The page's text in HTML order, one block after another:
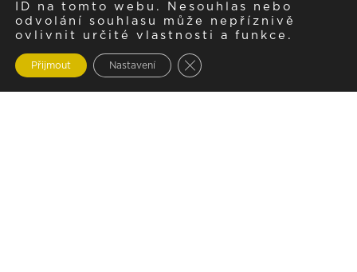
ID na tomto webu. Nesouhlas nebo
odvolání souhlasu může nepříznivě
ovlivnit určité vlastnosti a funkce.
Přijmout Nastavení Zavřít cookie lištu GDPR